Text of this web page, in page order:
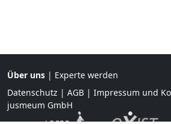
Über uns | Experte werden
Datenschutz | AGB | Impressum und
jusmeum GmbH